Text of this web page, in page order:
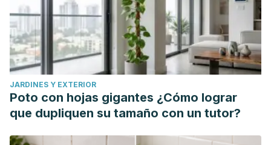
JARDINES Y EXTERIOR
Poto con hojas gigantes ¿Cómo lograr
que dupliquen su tamaño con un tutor?